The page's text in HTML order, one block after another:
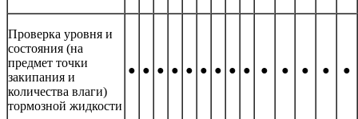
Проверка уровня и
состояния (на
предмет точки
закипания и
количества влаги)
тормозной жидкости
● ● ● ● ● ● ● ● ● ● ● ● ● ●